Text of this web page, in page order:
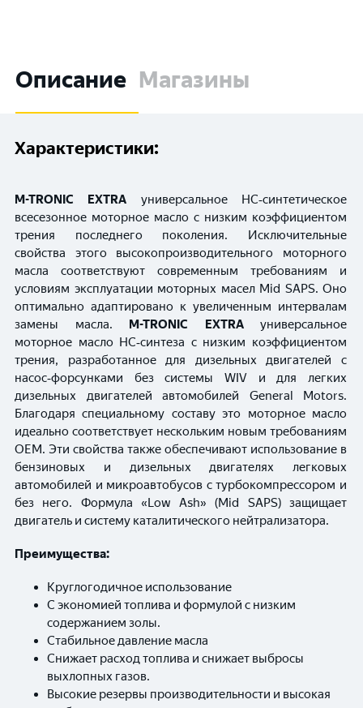
Описание Магазины
Характеристики:
M-TRONIC EXTRA универсальное HC‑синтетическое
всесезонное моторное масло с низким коэффициентом
трения последнего поколения. Исключительные
свойства этого высокопроизводительного моторного
масла соответствуют современным требованиям и
условиям эксплуатации моторных масел Mid SAPS. Оно
оптимально адаптировано к увеличенным интервалам
замены масла. M-TRONIC EXTRAуниверсальное
моторное масло HC‑синтеза с низким коэффициентом
трения, разработанное для дизельных двигателей с
насос‑форсунками без системы WIV и для легких
дизельных двигателей автомобилей General Motors.
Благодаря специальному составу это моторное масло
идеально соответствует нескольким новым требованиям
OEM. Эти свойства также обеспечивают использование в
бензиновых и дизельных двигателях легковых
автомобилей и микроавтобусов с турбокомпрессором и
без него. Формула «Low Ash» (Mid SAPS) защищает
двигатель и систему каталитического нейтрализатора.
Преимущества:
Круглогодичное использование
С экономией топлива и формулой с низким
содержанием золы.
Стабильное давление масла
Снижает расход топлива и снижает выбросы
выхлопных газов.
Высокие резервы производительности и высокая